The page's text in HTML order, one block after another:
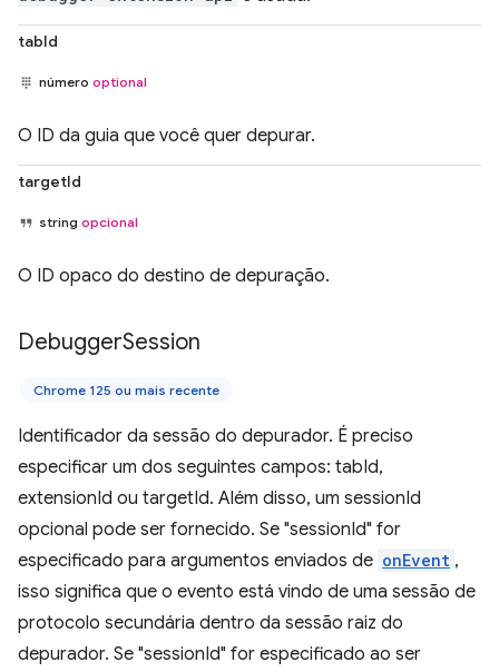
tabId
número optional
O ID da guia que você quer depurar.
targetId
string opcional
O ID opaco do destino de depuração.
DebuggerSession
Chrome 125 ou mais recente
Identificador da sessão do depurador. É preciso
especificar um dos seguintes campos: tabId,
extensionId ou targetId. Além disso, um sessionId
opcional pode ser fornecido. Se "sessionId" for
especificado para argumentos enviados de onEvent ,
isso significa que o evento está vindo de uma sessão de
protocolo secundária dentro da sessão raiz do
depurador. Se "sessionId" for especificado ao ser